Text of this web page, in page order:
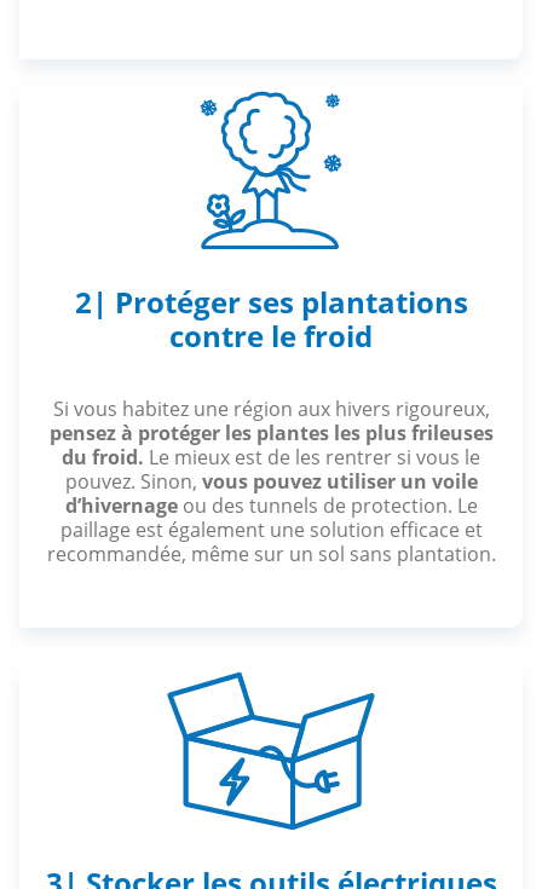
2| Protéger ses plantations
contre le froid
Si vous habitez une région aux hivers rigoureux,
pensez à protéger les plantes les plus frileuses
du froid. Le mieux est de les rentrer si vous le
pouvez. Sinon, vous pouvez utiliser un voile
d’hivernageou des tunnels de protection. Le
paillage est également une solution efficace et
recommandée, même sur un sol sans plantation.